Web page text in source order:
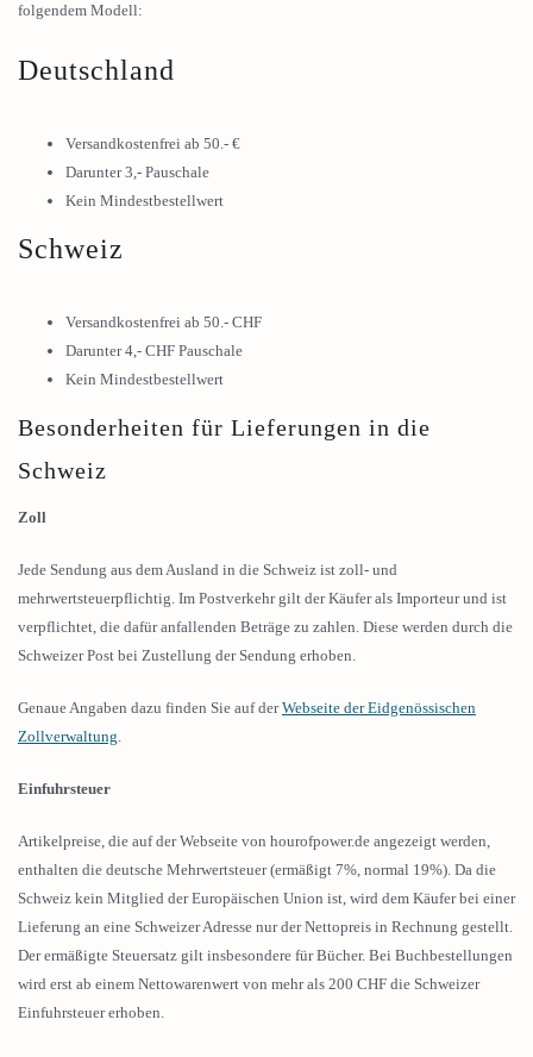
folgendem Modell:
Deutschland
Versandkostenfrei ab 50.- €
Darunter 3,- Pauschale
Kein Mindestbestellwert
Schweiz
Versandkostenfrei ab 50.- CHF
Darunter 4,- CHF Pauschale
Kein Mindestbestellwert
Besonderheiten für Lieferungen in die
Schweiz
Zoll
Jede Sendung aus dem Ausland in die Schweiz ist zoll- und
mehrwertsteuerpflichtig. Im Postverkehr gilt der Käufer als Importeur und ist
verpflichtet, die dafür anfallenden Beträge zu zahlen. Diese werden durch die
Schweizer Post bei Zustellung der Sendung erhoben.
Genaue Angaben dazu finden Sie auf derWebseite der Eidgenössischen
Zollverwaltung.
Einfuhrsteuer
Artikelpreise, die auf der Webseite von hourofpower.de angezeigt werden,
enthalten die deutsche Mehrwertsteuer (ermäßigt 7%, normal 19%). Da die
Schweiz kein Mitglied der Europäischen Union ist, wird dem Käufer bei einer
Lieferung an eine Schweizer Adresse nur der Nettopreis in Rechnung gestellt.
Der ermäßigte Steuersatz gilt insbesondere für Bücher. Bei Buchbestellungen
wird erst ab einem Nettowarenwert von mehr als 200 CHF die Schweizer
Einfuhrsteuer erhoben.